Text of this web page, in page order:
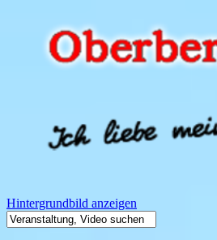
Hintergrundbild anzeigen